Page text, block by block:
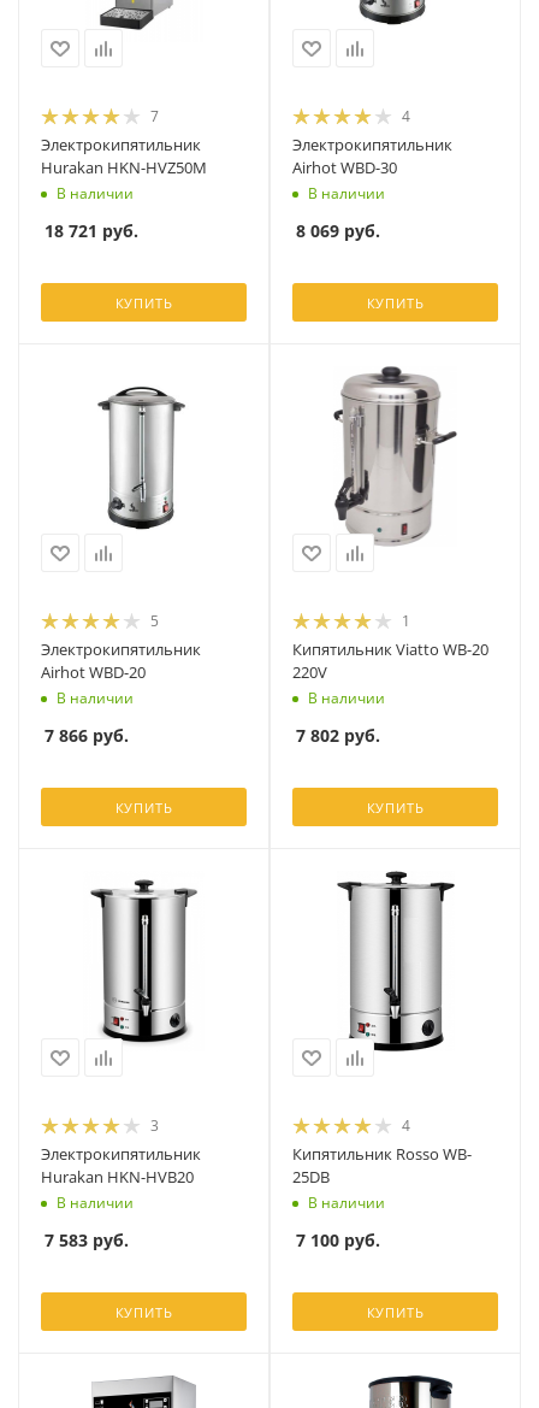
7
Электрокипятильник
Hurakan HKN-HVZ50M
В наличии
18 721 руб.
КУПИТЬ
4
Электрокипятильник
Airhot WBD-30
В наличии
8 069 руб.
КУПИТЬ
5
Электрокипятильник
Airhot WBD-20
В наличии
7 866 руб.
КУПИТЬ
1
Кипятильник Viatto WB-20
220V
В наличии
7 802 руб.
КУПИТЬ
3
Электрокипятильник
Hurakan HKN-HVB20
В наличии
7 583 руб.
КУПИТЬ
4
Кипятильник Rosso WB-
25DB
В наличии
7 100 руб.
КУПИТЬ